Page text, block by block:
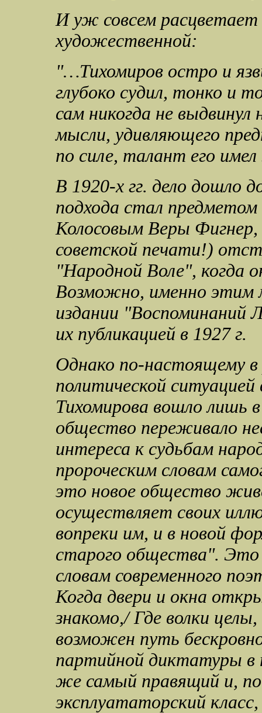
И уж совсем расцветает
художественной:
"…Тихомиров остро и
глубоко судил, тонко и
сам никогда не
мысли, удивляющего
по силе, талант его
В 1920-х гг. дело дошло
подхода стал
Колосовым Веры
советской печати!)
"Народной Воле", когда
Возможно, именно этим
издании "Воспоминаний
их публикацией в 1927 г.
Однако по-настоящему в
политической
Тихомирова вошло лишь
общество переживало
интереса к судьбам
пророческим словам
это новое общество
осуществляет своих
вопреки им, и в новой
старого общества". Это
словам современного
Когда двери и окна
знакомо,/ Где волки
возможен путь
партийной диктатуры в
же самый правящий и, по
эксплуататорский